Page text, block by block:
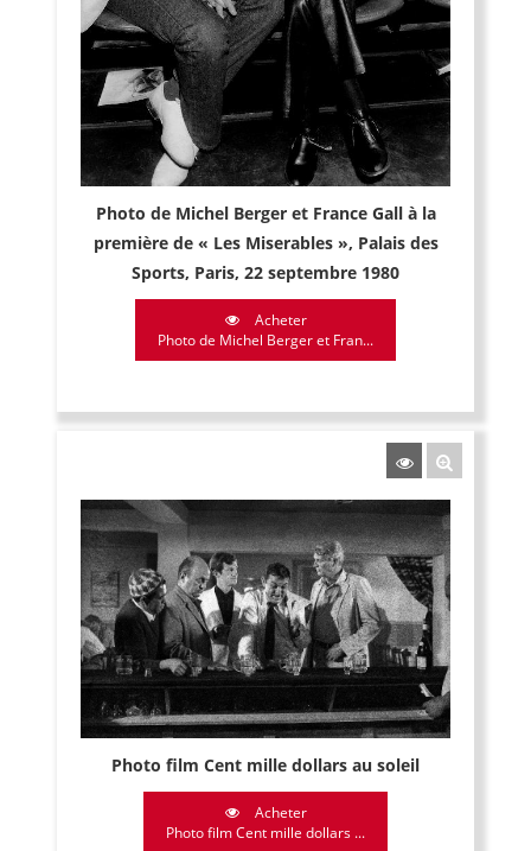
Photo de Michel Berger et France Gall à la
première de « Les Miserables », Palais des
Sports, Paris, 22 septembre 1980
Acheter
Photo de Michel Berger et Fran...
Photo film Cent mille dollars au soleil
Acheter
Photo film Cent mille dollars ...